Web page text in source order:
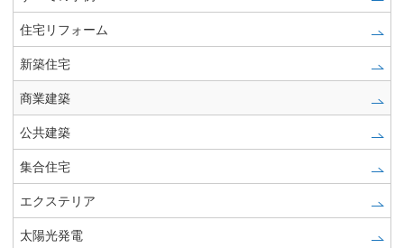
住宅リフォーム
新築住宅
商業建築
公共建築
集合住宅
エクステリア
太陽光発電